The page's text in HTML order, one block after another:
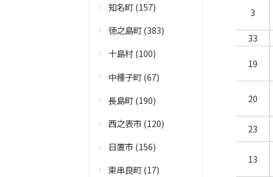
3
33
19
20
23
13
知名町 (157)
徳之島町 (383)
十島村 (100)
中種子町 (67)
長島町 (190)
西之表市 (120)
日置市 (156)
東串良町 (17)